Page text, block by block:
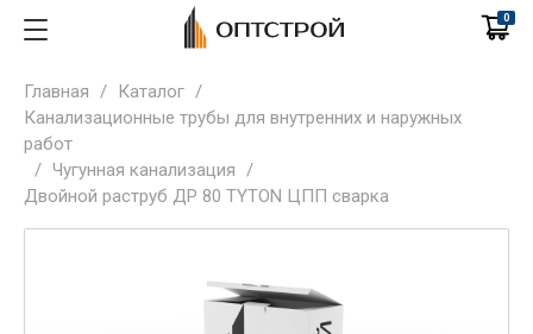
0
Главная / Каталог /
Канализационные трубы для внутренних и наружных
работ
/ Чугунная канализация /
Двойной раструб ДР 80 TYTON ЦПП сварка